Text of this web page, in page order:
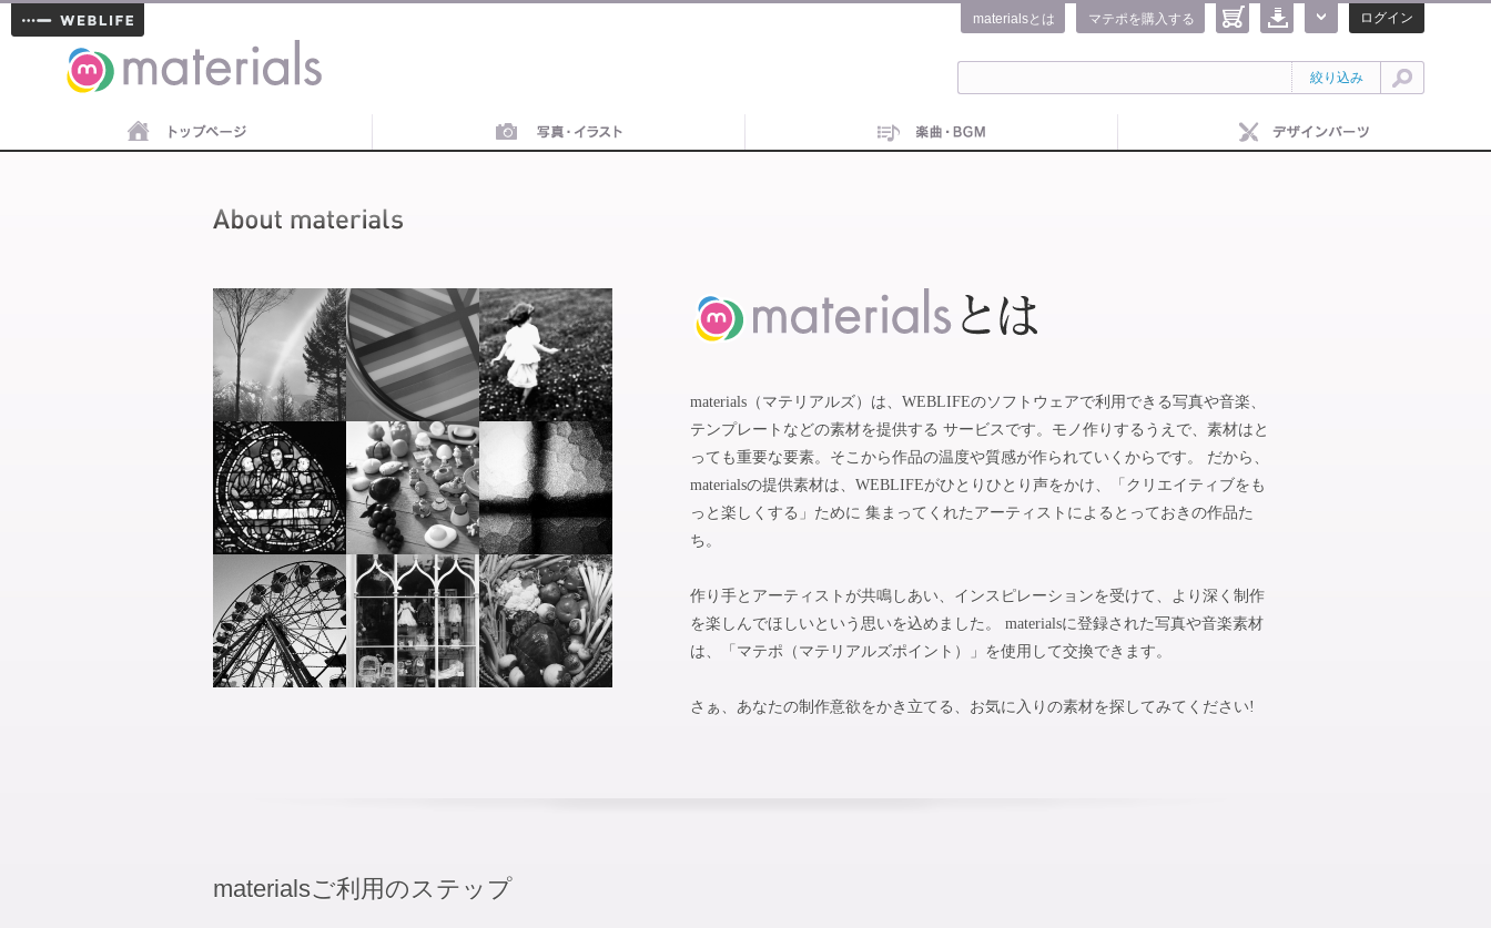
materials
ログイン
マテポを購入する
materialsとは
絞り込み
materials（マテリアルズ）は、WEBLIFEのソフトウェアで利用できる写真や音楽、
テンプレートなどの素材を提供する サービスです。モノ作りするうえで、素材はと
っても重要な要素。そこから作品の温度や質感が作られていくからです。 だから、
materialsの提供素材は、WEBLIFEがひとりひとり声をかけ、「クリエイティブをも
っと楽しくする」ために 集まってくれたアーティストによるとっておきの作品た
ち。
作り手とアーティストが共鳴しあい、インスピレーションを受けて、より深く制作
を楽しんでほしいという思いを込めました。 materialsに登録された写真や音楽素材
は、「マテポ（マテリアルズポイント）」を使用して交換できます。
さぁ、あなたの制作意欲をかき立てる、お気に入りの素材を探してみてください!
materialsご利用のステップ